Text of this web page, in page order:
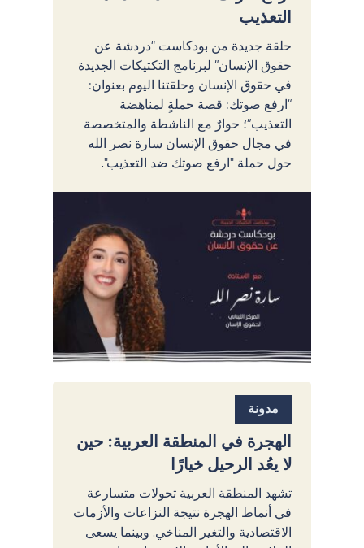
التعذيب
حلقة جديدة من بودكاست “دردشة عن
حقوق الإنسان” لبرنامج التكتيكات الجديدة
في حقوق الإنسان وحلقتنا اليوم بعنوان:
“ارفع صوتك: قصة حملةٍ لمناهضة
التعذيب”؛ حوارٌ مع الناشطة والمتخصصة
في مجال حقوق الإنسان سارة نصر الله
حول حملة "ارفع صوتك ضد التعذيب".
مدونة
الهجرة في المنطقة العربية: حين
لا يعُد الرحيل خيارًا
تشهد المنطقة العربية تحولات متسارعة
في أنماط الهجرة نتيجة النزاعات والأزمات
الاقتصادية والتغير المناخي. وبينما يسعى